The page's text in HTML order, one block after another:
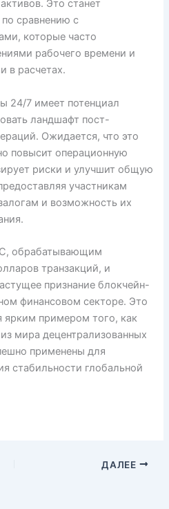
Это станет
сравнению с
которые часто
рабочего времени и
в расчетах.
24/7 имеет потенциал
ландшафт пост-
Ожидается, что это
повысит операционную
риски и улучшит общую
участникам
и возможность их
обрабатывающим
транзакций, и
признание блокчейн-
финансовом секторе. Это
ярким примером того, как
мира децентрализованных
применены для
стабильности глобальной
ДАЛЕЕ